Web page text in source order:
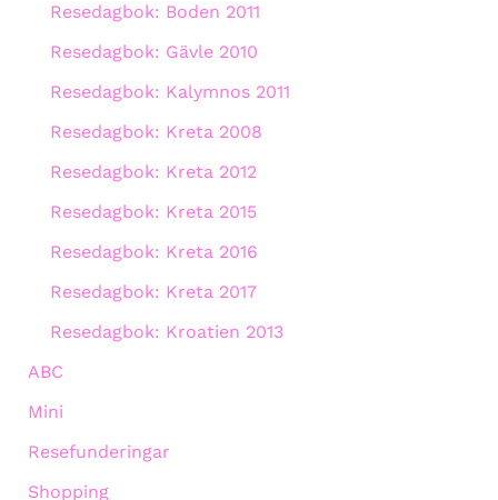
Resedagbok: Boden 2011
Resedagbok: Gävle 2010
Resedagbok: Kalymnos 2011
Resedagbok: Kreta 2008
Resedagbok: Kreta 2012
Resedagbok: Kreta 2015
Resedagbok: Kreta 2016
Resedagbok: Kreta 2017
Resedagbok: Kroatien 2013
ABC
Mini
Resefunderingar
Shopping